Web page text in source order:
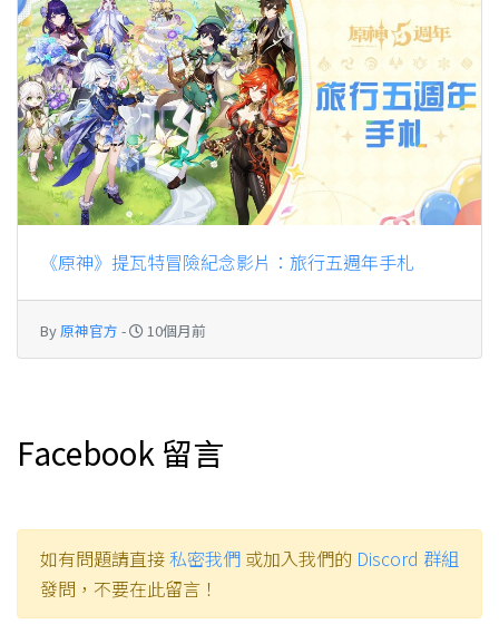
《原神》提瓦特冒險紀念影片：旅行五週年手札
By原神官方 - 10個月前
Facebook 留言
如有問題請直接私密我們 或加入我們的 Discord 群組
發問，不要在此留言！